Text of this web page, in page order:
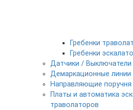
Гребенки
Гребенки
Датчики / Выключатели
Демаркационные линии
Направляющие поручня
Платы и автоматика
траволаторов